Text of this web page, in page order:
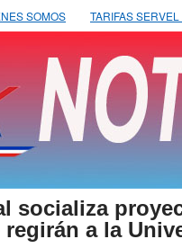
SOMOS TARIFAS
socializa
a la